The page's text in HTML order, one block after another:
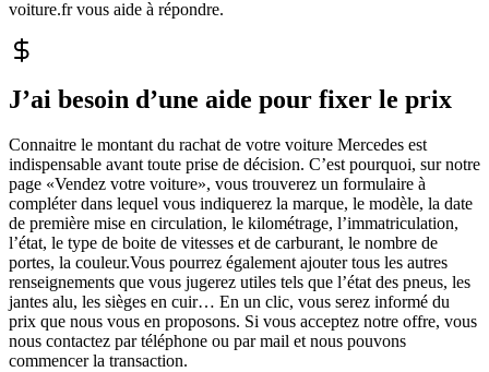
voiture.fr vous aide à répondre.
J’ai besoin d’une aide pour fixer le prix
Connaitre le montant du rachat de votre voiture Mercedes est
indispensable avant toute prise de décision. C’est pourquoi, sur notre
page «Vendez votre voiture», vous trouverez un formulaire à
compléter dans lequel vous indiquerez la marque, le modèle, la date
de première mise en circulation, le kilométrage, l’immatriculation,
l’état, le type de boite de vitesses et de carburant, le nombre de
portes, la couleur.Vous pourrez également ajouter tous les autres
renseignements que vous jugerez utiles tels que l’état des pneus, les
jantes alu, les sièges en cuir… En un clic, vous serez informé du
prix que nous vous en proposons. Si vous acceptez notre offre, vous
nous contactez par téléphone ou par mail et nous pouvons
commencer la transaction.